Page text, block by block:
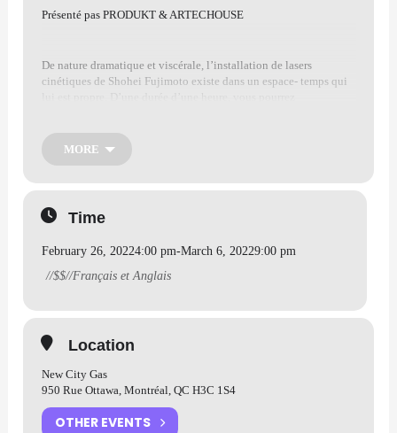
Présenté pas PRODUKT & ARTECHOUSE
De nature dramatique et viscérale, l’installation de lasers
cinétiques de Shohei Fujimoto existe dans un espace- temps qui
centaines de lasers, de lumières et d’effets spéciaux. Six autres
Public: Pour tous
Clique ici pour t’inscrire à l’activité
https://formesintangibles.com/
MORE
Time
February 26, 20224:00 pm-March 6, 20229:00 pm
//$$//Français et Anglais
Location
New City Gas
950 Rue Ottawa, Montréal, QC H3C 1S4
OTHER EVENTS